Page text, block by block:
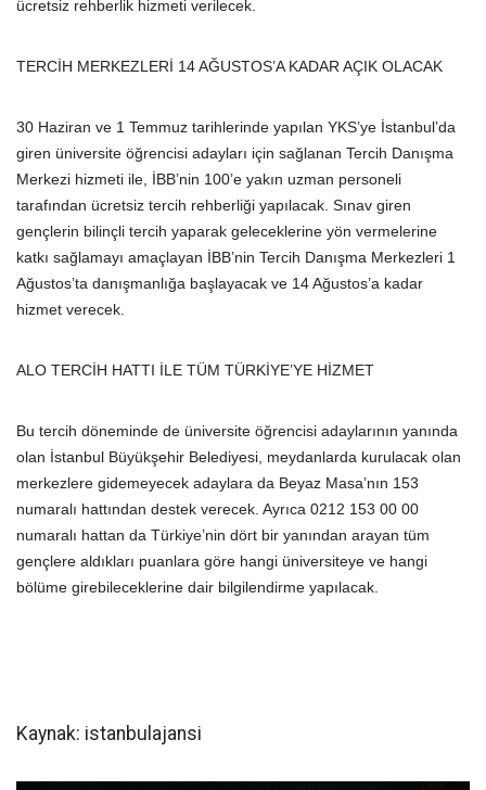
ücretsiz rehberlik hizmeti verilecek.
TERCİH MERKEZLERİ 14 AĞUSTOS’A KADAR AÇIK OLACAK
30 Haziran ve 1 Temmuz tarihlerinde yapılan YKS’ye İstanbul’da
giren üniversite öğrencisi adayları için sağlanan Tercih Danışma
Merkezi hizmeti ile, İBB’nin 100’e yakın uzman personeli
tarafından ücretsiz tercih rehberliği yapılacak. Sınav giren
gençlerin bilinçli tercih yaparak geleceklerine yön vermelerine
katkı sağlamayı amaçlayan İBB’nin Tercih Danışma Merkezleri 1
Ağustos’ta danışmanlığa başlayacak ve 14 Ağustos’a kadar
hizmet verecek.
ALO TERCİH HATTI İLE TÜM TÜRKİYE’YE HİZMET
Bu tercih döneminde de üniversite öğrencisi adaylarının yanında
olan İstanbul Büyükşehir Belediyesi, meydanlarda kurulacak olan
merkezlere gidemeyecek adaylara da Beyaz Masa’nın 153
numaralı hattından destek verecek. Ayrıca 0212 153 00 00
numaralı hattan da Türkiye’nin dört bir yanından arayan tüm
gençlere aldıkları puanlara göre hangi üniversiteye ve hangi
bölüme girebileceklerine dair bilgilendirme yapılacak.
Kaynak: istanbulajansi